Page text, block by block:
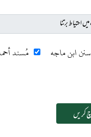
سنن ابن ماجه
مُسند